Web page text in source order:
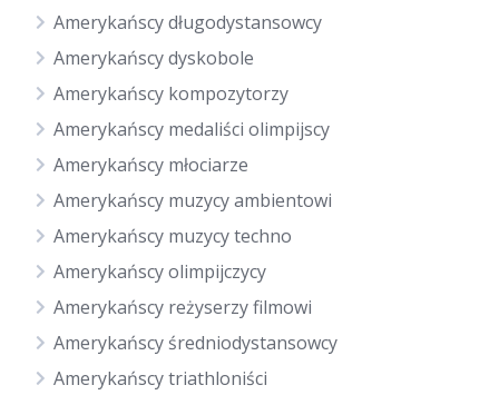
Amerykańscy długodystansowcy
Amerykańscy dyskobole
Amerykańscy kompozytorzy
Amerykańscy medaliści olimpijscy
Amerykańscy młociarze
Amerykańscy muzycy ambientowi
Amerykańscy muzycy techno
Amerykańscy olimpijczycy
Amerykańscy reżyserzy filmowi
Amerykańscy średniodystansowcy
Amerykańscy triathloniści